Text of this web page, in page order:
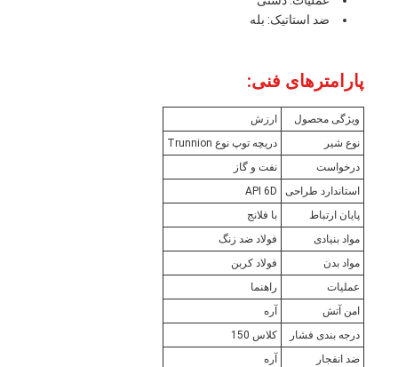
ضد استاتیک: بله
پارامترهای فنی:
ویژگی محصول
ارزش
نوع شیر
دریچه توپ نوع Trunnion
درخواست
نفت و گاز
استاندارد طراحی
API 6D
پایان ارتباط
با فلانج
مواد بنیادی
فولاد ضد زنگ
مواد بدن
فولاد کربن
عملیات
راهنما
امن آتش
آره
درجه بندی فشار
کلاس 150
ضد انفجار
آره